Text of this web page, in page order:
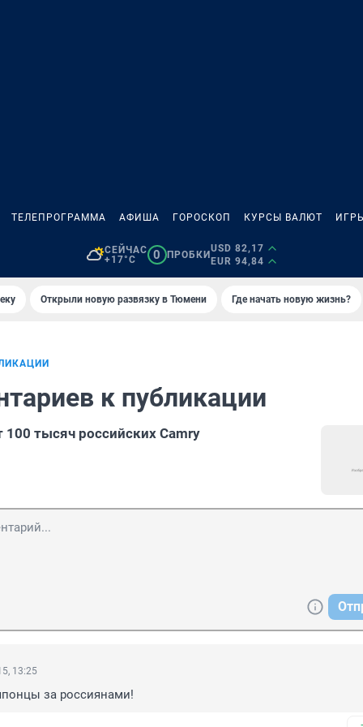
ТЕЛЕПРОГРАММА АФИША ГОРОСКОП КУРСЫ ВАЛЮТ
СЕЙЧАС
+17°C
0 ПРОБКИ
USD 82,17
EUR 94,84
Открыли новую развязку в Тюмени Где начать новую жизнь?
к публикации
100 тысяч российских Camry
13:25
за россиянами!